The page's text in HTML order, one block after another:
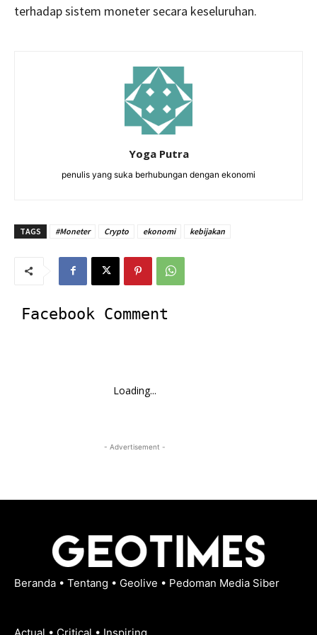
terhadap sistem moneter secara keseluruhan.
Yoga Putra
penulis yang suka berhubungan dengan ekonomi
TAGS #Moneter Crypto ekonomi kebijakan
Facebook Comment
Loading...
- Advertisement -
Beranda • Tentang • Geolive • Pedoman Media Siber